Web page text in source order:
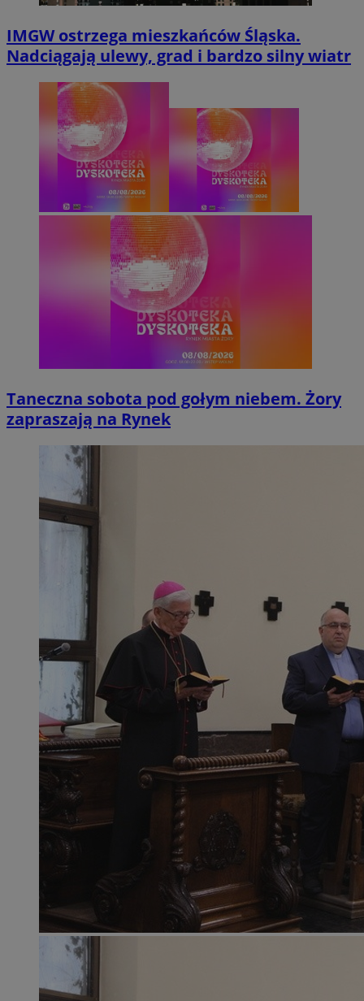
IMGW ostrzega mieszkańców Śląska.
Nadciągają ulewy, grad i bardzo silny wiatr
Taneczna sobota pod gołym niebem. Żory
zapraszają na Rynek